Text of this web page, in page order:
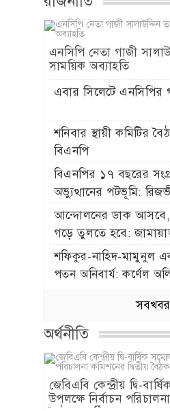
এনসিপি নেতা গাজী
সাময়িক অব্যাহতি
এবার সিলেটে এনসিপির
শনিবার স্থায়ী কমিটির
বিএনপি
বিএনপির ১৭ বছরের
অভ্যুত্থানের পটভূমি:
আন্দোলনের ডাক আসবে,
গড়ে তুলতে হবে:
শফিকুর-নাহিদ-মামুনুল
পতন অনিবার্য: কর্ণেল
সবখবর
অর্থনীতি
জেবিএবি কেন্দ্রীয় দ্বি-
উপলক্ষে নির্বাচন